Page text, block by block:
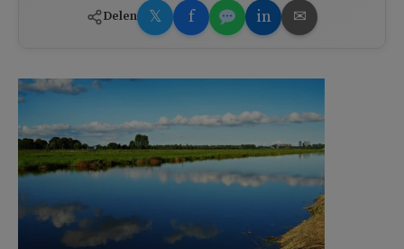
Delen 𝕏 f in ✉